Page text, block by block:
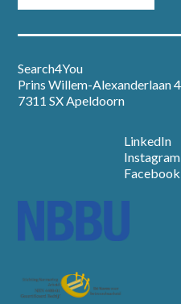
Vacatures
Nieuws
Over ons
Open sollicitatie
Search4You
Prins Willem-Alexanderlaan
7311 SX Apeldoorn
LinkedIn
Instagram
Facebook